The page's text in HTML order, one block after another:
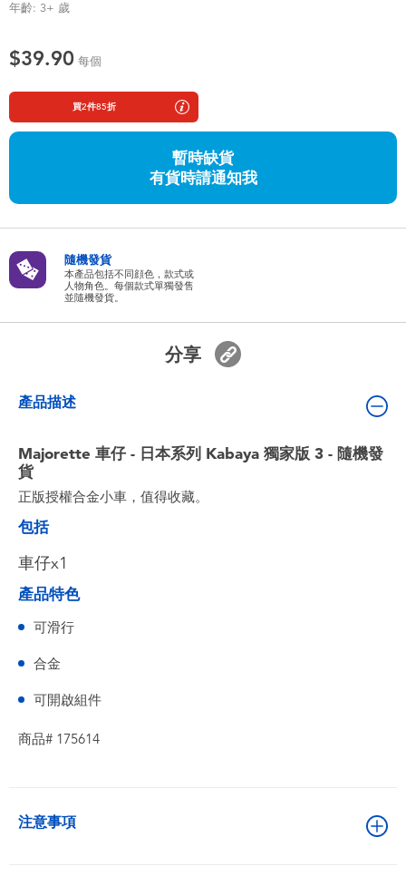
嬰兒及學前玩具
人氣角色
年齡: 3+ 歲
$39.90 每個
買2件85折
暫時缺貨
有貨時請通知我
隨機發貨
本產品包括不同顔色，款式或
人物角色。每個款式單獨發售
並隨機發貨。
分享
產品描述
Majorette 車仔 - 日本系列 Kabaya 獨家版 3 - 隨機發
貨
正版授權合金小車，值得收藏。
包括
車仔x1
產品特色
可滑行
合金
可開啟組件
商品# 175614
注意事項